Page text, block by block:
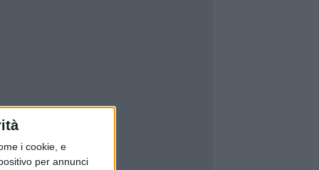
i cookie, e
per annunci